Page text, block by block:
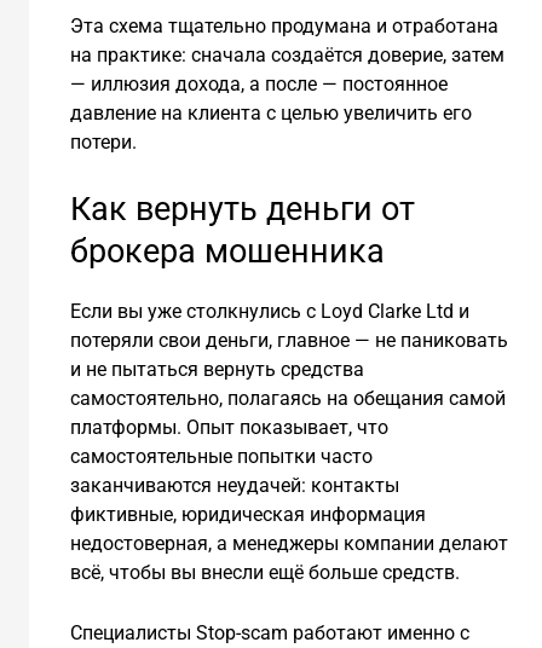
Эта схема тщательно продумана и отработана
на практике: сначала создаётся доверие, затем
— иллюзия дохода, а после — постоянное
давление на клиента с целью увеличить его
потери.
Как вернуть деньги от
брокера мошенника
Если вы уже столкнулись с Loyd Clarke Ltd и
потеряли свои деньги, главное — не паниковать
и не пытаться вернуть средства
самостоятельно, полагаясь на обещания самой
платформы. Опыт показывает, что
самостоятельные попытки часто
заканчиваются неудачей: контакты
фиктивные, юридическая информация
недостоверная, а менеджеры компании делают
всё, чтобы вы внесли ещё больше средств.
Специалисты Stop-scam работают именно с